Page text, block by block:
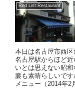
Red List Restaurant
本日は名古屋市西区
名古屋駅からほど
いとは思えない昭
簾も素晴らしいで
メニュー（2014年2